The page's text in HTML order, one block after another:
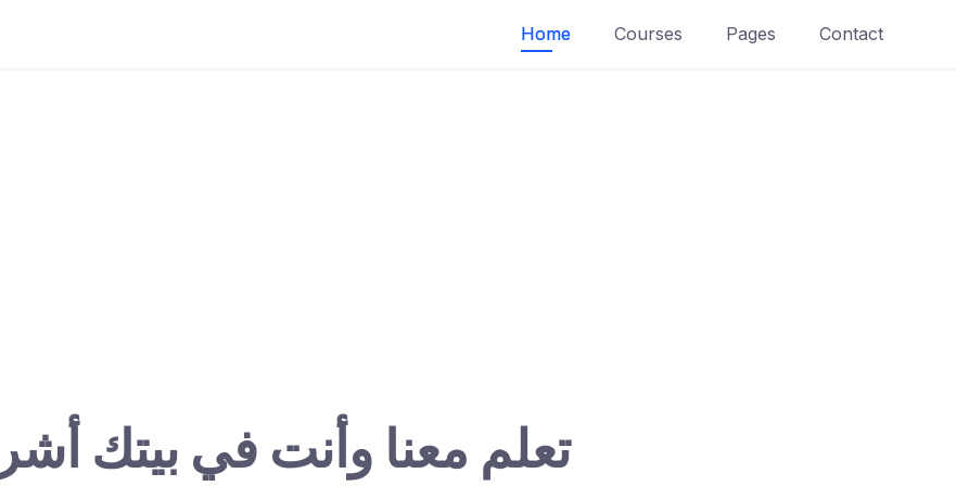
Home Courses Pages Contact
تعلم معنا وأنت في بيتك